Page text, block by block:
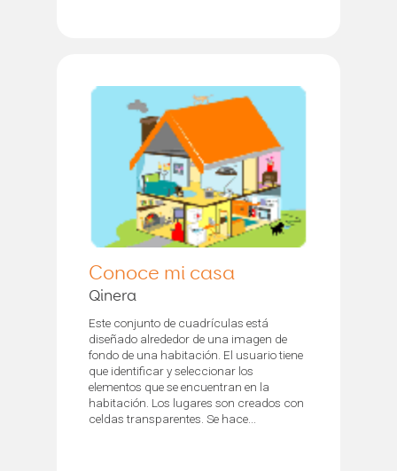
Conoce mi casa
Qinera
Este conjunto de cuadrículas está
diseñado alrededor de una imagen de
fondo de una habitación. El usuario tiene
que identificar y seleccionar los
elementos que se encuentran en la
habitación. Los lugares son creados con
celdas transparentes. Se hace...